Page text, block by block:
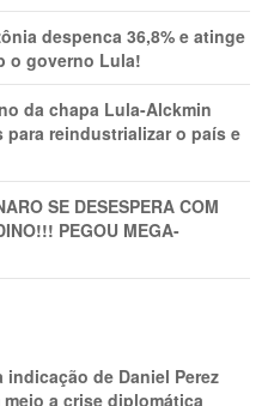
despenca 36,8% e atinge
o governo Lula!
da chapa Lula-Alckmin
reindustrializar o país e
SE DESESPERA COM
PEGOU MEGA-
indicação de Daniel Perez
a crise diplomática